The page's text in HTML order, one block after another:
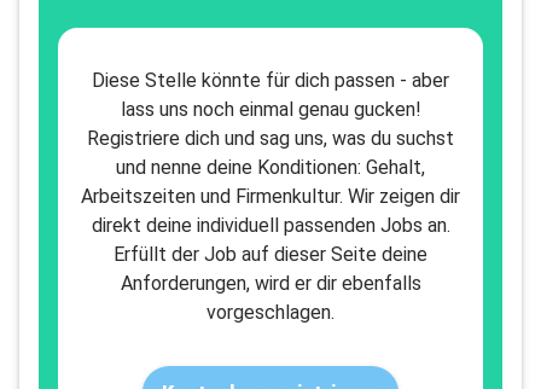
Diese Stelle könnte für dich passen - aber
lass uns noch einmal genau gucken!
Registriere dich und sag uns, was du suchst
und nenne deine Konditionen: Gehalt,
Arbeitszeiten und Firmenkultur. Wir zeigen dir
direkt deine individuell passenden Jobs an.
Erfüllt der Job auf dieser Seite deine
Anforderungen, wird er dir ebenfalls
vorgeschlagen.